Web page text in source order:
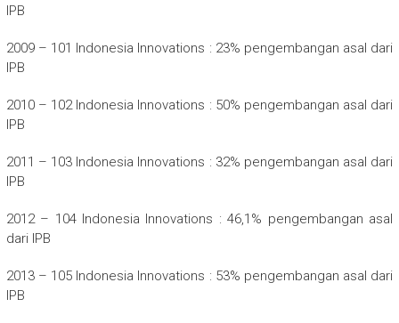
IPB
2009 – 101 Indonesia Innovations : 23% pengembangan asal dari
IPB
2010 – 102 Indonesia Innovations : 50% pengembangan asal dari
IPB
2011 – 103 Indonesia Innovations : 32% pengembangan asal dari
IPB
2012 – 104 Indonesia Innovations : 46,1% pengembangan asal
dari IPB
2013 – 105 Indonesia Innovations : 53% pengembangan asal dari
IPB